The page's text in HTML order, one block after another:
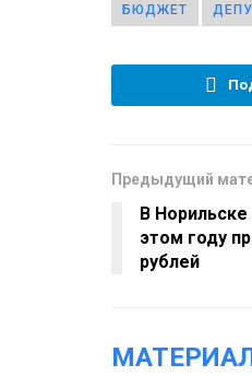
БЮДЖЕТ
Предыдущий
В
этом году
рублей